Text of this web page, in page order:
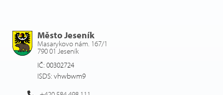
Město Jeseník
Masarykovo nám. 167/1
790 01 Jeseník
IČ: 00302724
ISDS: vhwbwm9